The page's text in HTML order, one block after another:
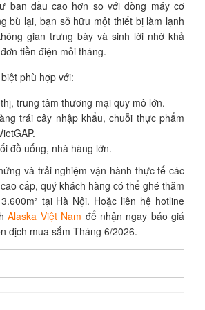
ban đầu cao hơn so với dòng máy cơ
bù lại, bạn sở hữu một thiết bị làm lạnh
gian trưng bày và sinh lời nhờ khả
tiền điện mỗi tháng.
phù hợp với:
trung tâm thương mại quy mô lớn.
trái cây nhập khẩu, chuỗi thực phẩm
đồ uống, nhà hàng lớn.
và trải nghiệm vận hành thực tế các
cao cấp, quý khách hàng có thể ghé thăm
tại Hà Nội. Hoặc liên hệ hotline
Alaska Việt Nam để nhận ngay báo giá
dịch mua sắm Tháng 6/2026.